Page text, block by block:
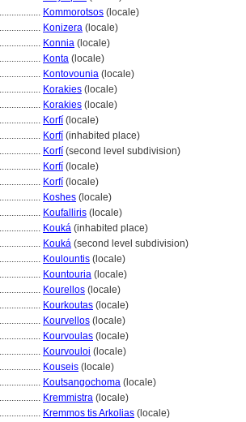
Kommorotsos (locale)
Konizera (locale)
Konnia (locale)
Konta (locale)
Kontovounia (locale)
Korakies (locale)
Korakies (locale)
Korfí (locale)
Korfí (inhabited place)
Korfí (second level subdivision)
Korfí (locale)
Korfí (locale)
Koshes (locale)
Koufalliris (locale)
Kouk (inhabited place)
Kouk (second level subdivision)
Koulountis (locale)
Kountouria (locale)
Kourellos (locale)
Kourkoutas (locale)
Kourvellos (locale)
Kourvoulas (locale)
Kourvouloi (locale)
Kouseis (locale)
Koutsangochoma (locale)
Kremmistra (locale)
Kremmos tis Arkolias (locale)